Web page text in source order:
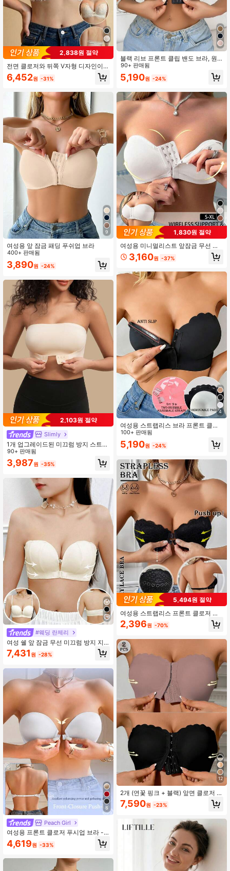
2,838원 절약
전면 클로저와 뒤쪽 V자형 디자인이
있는 AB컵 푸시업 레이스 브라, 중간
두께의 처짐 방지, 속옷
6,452원 -31%
9
여성용 앞 잠금 패딩 푸쉬업 브라
400+ 판매됨
3,890원 -24%
2,103원 절약
Slimly
1개 업그레이드된 미끄럼 방지 스트랩
리스 브라, 가슴 패드 포함, 앞면 잠금
일체형 몰드 란제리, 작은 가슴을 위한
탄탄한 처짐 방지 지지, 편안함
90+ 판매됨
3,987원 -35%
#웨딩 란제리
여성 쉘 앞 잠금 무선 미끄럼 방지 지
지 브라, 웨딩 및 이브닝 가운에 적합,
작은 가슴에 완벽, 란제리
7,431 원 -28%
8
Peach Girl
여성용 프론트 클로저 푸시업 브라 -
편안하고 통기성 있는, 탈부착 가능한
어깨 스트랩, 2가지 착용 방법
4,619원 -33%
블랙 리브 프론트 클립 밴도 브라, 원
숄더 밴도 탑, 프론트 훅 디자인, 탈착
식 패드
90+ 판매됨
5,190원 -24%
1,830원 절약
여성용 미니멀리스트 앞잠금 무선 브
라 3,160원 -37%
4
여성용 스트랩리스 브라 프론트 클로
저 푸시업 밴도 튜브 브라 투명 스트랩
크롭 탑 브라 무선 브라렛 통기성 란제
리 탑 브라, 웨딩 게스트
100+ 판매됨
5,190원 -24%
5,494원 절약
여성용 스트랩리스 프론트 클로저 레
이스 푸쉬업 언더와이어 브라 백리스
논슬립 밴도 탑 하트 패턴 컵 란제리
2,396원 -70%
12
2개 (연꽃 핑크 + 블랙) 앞면 클로저 반
도 브라, 업그레이드된 미끄럼 방지 실
리콘, 무선 심리스 브라 (A-C 컵)
7,590원 -23%